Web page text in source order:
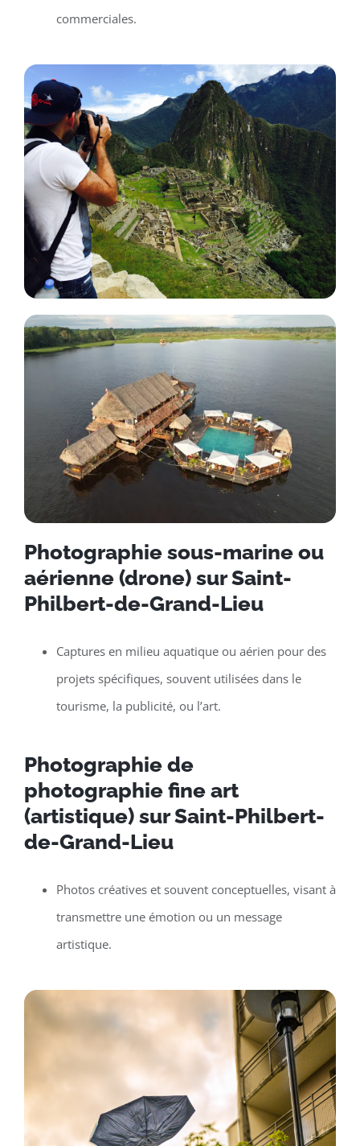
commerciales.
Photographie sous-marine ou
aérienne (drone) sur Saint-
Philbert-de-Grand-Lieu
Captures en milieu aquatique ou aérien pour des
projets spécifiques, souvent utilisées dans le
tourisme, la publicité, ou l’art.
Photographie de
photographie fine art
(artistique) sur Saint-Philbert-
de-Grand-Lieu
Photos créatives et souvent conceptuelles, visant à
transmettre une émotion ou un message
artistique.